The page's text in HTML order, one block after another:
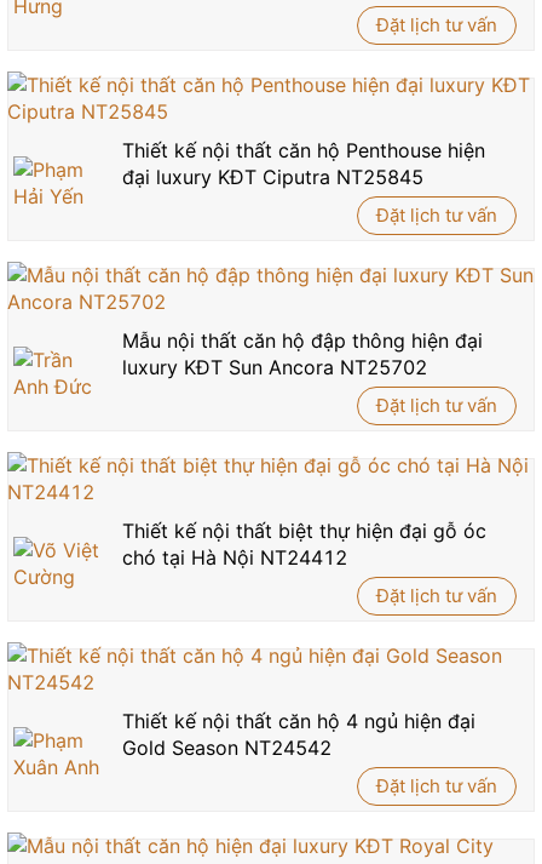
Đặt lịch tư vấn
Thiết kế nội thất căn hộ Penthouse hiện
đại luxury KĐT Ciputra NT25845
Đặt lịch tư vấn
Mẫu nội thất căn hộ đập thông hiện đại
luxury KĐT Sun Ancora NT25702
Đặt lịch tư vấn
Thiết kế nội thất biệt thự hiện đại gỗ óc
chó tại Hà Nội NT24412
Đặt lịch tư vấn
Thiết kế nội thất căn hộ 4 ngủ hiện đại
Gold Season NT24542
Đặt lịch tư vấn